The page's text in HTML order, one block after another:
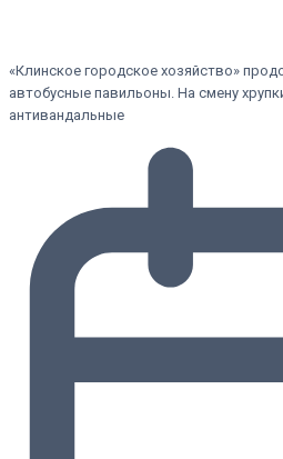
«Клинское городское хозяйство»
автобусные павильоны. На смену
антивандальные